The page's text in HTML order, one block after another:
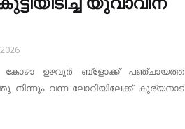
കോഴാ ഉഴവൂർ ബ്ളോക്ക് പഞ്ചായത്ത്
നിന്നും വന്ന ലോറിയിലേക്ക് കുര്യനാട്